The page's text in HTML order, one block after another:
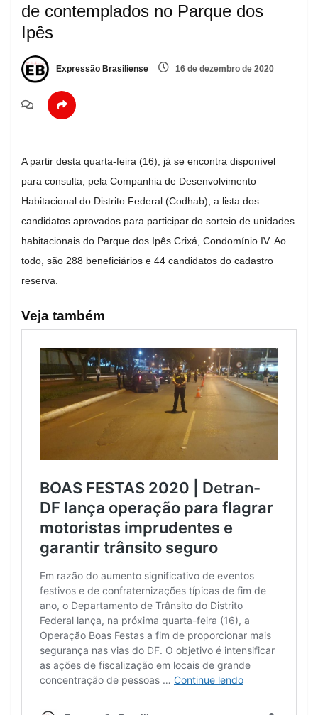
de contemplados no Parque dos
Ipês
Expressão Brasiliense 16 de dezembro de 2020
A partir desta quarta-feira (16), já se encontra disponível
para consulta, pela Companhia de Desenvolvimento
Habitacional do Distrito Federal (Codhab), a lista dos
candidatos aprovados para participar do sorteio de unidades
habitacionais do Parque dos Ipês Crixá, Condomínio IV. Ao
todo, são 288 beneficiários e 44 candidatos do cadastro
reserva.
Veja também